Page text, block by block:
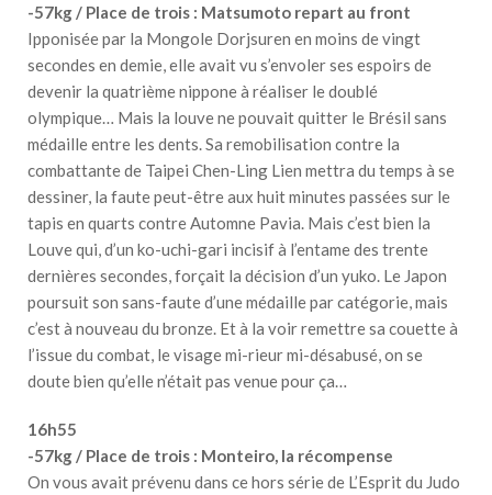
-57kg / Place de trois : Matsumoto repart au front
Ipponisée par la Mongole Dorjsuren en moins de vingt
secondes en demie, elle avait vu s’envoler ses espoirs de
devenir la quatrième nippone à réaliser le doublé
olympique… Mais la louve ne pouvait quitter le Brésil sans
médaille entre les dents. Sa remobilisation contre la
combattante de Taipei Chen-Ling Lien mettra du temps à se
dessiner, la faute peut-être aux huit minutes passées sur le
tapis en quarts contre Automne Pavia. Mais c’est bien la
Louve qui, d’un ko-uchi-gari incisif à l’entame des trente
dernières secondes, forçait la décision d’un yuko. Le Japon
poursuit son sans-faute d’une médaille par catégorie, mais
c’est à nouveau du bronze. Et à la voir remettre sa couette à
l’issue du combat, le visage mi-rieur mi-désabusé, on se
doute bien qu’elle n’était pas venue pour ça…
16h55
-57kg / Place de trois : Monteiro, la récompense
On vous avait prévenu dans ce hors série de L’Esprit du Judo